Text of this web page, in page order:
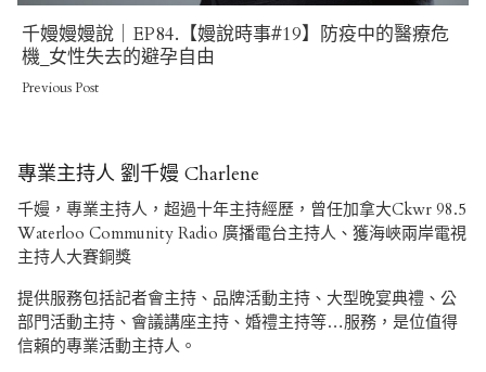
Previous
Post
千嫚嫚嫚說｜EP84.【嫚說時事#19】防疫中的醫療危
機_女性失去的避孕自由
Previous Post
專業主持人 劉千嫚 Charlene
千嫚，專業主持人，超過十年主持經歷，曾任加拿大Ckwr 98.5
Waterloo Community Radio 廣播電台主持人、獲海峽兩岸電視
主持人大賽銅獎
提供服務包括記者會主持、品牌活動主持、大型晚宴典禮、公
部門活動主持、會議講座主持、婚禮主持等…服務，是位值得
信賴的專業活動主持人。